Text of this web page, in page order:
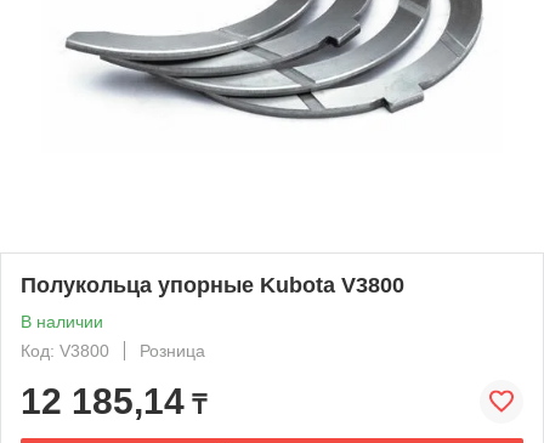
Полукольца упорные Kubota V3800
В наличии
Код: V3800
Розница
12 185,14 ₸